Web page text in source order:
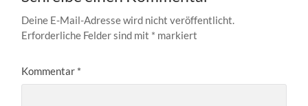
Deine E-Mail-Adresse wird nicht veröffentlicht.
Erforderliche Felder sind mit * markiert
Kommentar *